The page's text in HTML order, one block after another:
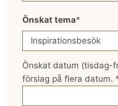
Önskat tema*
Önskat datum (tisdag-
förslag på flera datum.